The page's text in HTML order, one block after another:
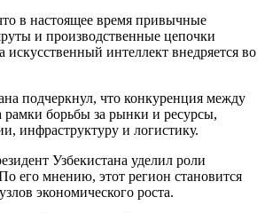
в настоящее время привычные
и производственные цепочки
искусственный интеллект внедряется во
подчеркнул, что конкуренция между
рамки борьбы за рынки и ресурсы,
инфраструктуру и логистику.
Узбекистана уделил роли
его мнению, этот регион становится
экономического роста.